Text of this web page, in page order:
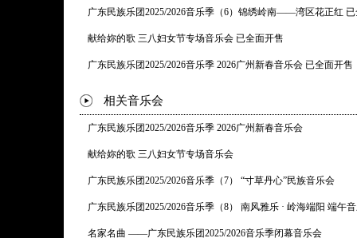
广东民族乐团2025/2026音乐季（6）锦绣岭南——湾区花正红
献给妳的歌 三八妇女节专场音乐会 已全面开售
广东民族乐团2025/2026音乐季 2026广州新春音乐会 已全面开售
相关音乐会
广东民族乐团2025/2026音乐季 2026广州新春音乐会
献给妳的歌 三八妇女节专场音乐会
广东民族乐团2025/2026音乐季（7） “寸草丹心”民族音乐会
广东民族乐团2025/2026音乐季（8） 南风雅乐 · 岭海端阳 端午
名家名曲 ——广东民族乐团2025/2026音乐季闭幕音乐会